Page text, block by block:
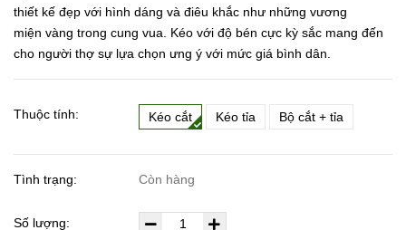
thiết kế đẹp với hình dáng và điêu khắc như những vương
miện vàng trong cung vua. Kéo với độ bén cực kỳ sắc mang đến
cho người thợ sự lựa chọn ưng ý với mức giá bình dân.
Thuộc tính: Kéo cắt Kéo tỉa Bộ cắt + tỉa
Tình trạng: Còn hàng
Số lượng: